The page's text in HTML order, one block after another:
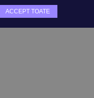
ACCEPT TOATE